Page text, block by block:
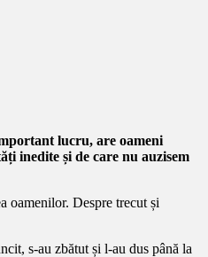
lucru, are oameni
inedite și de care nu auzisem
oamenilor. Despre trecut și
s-au zbătut și l-au dus până la